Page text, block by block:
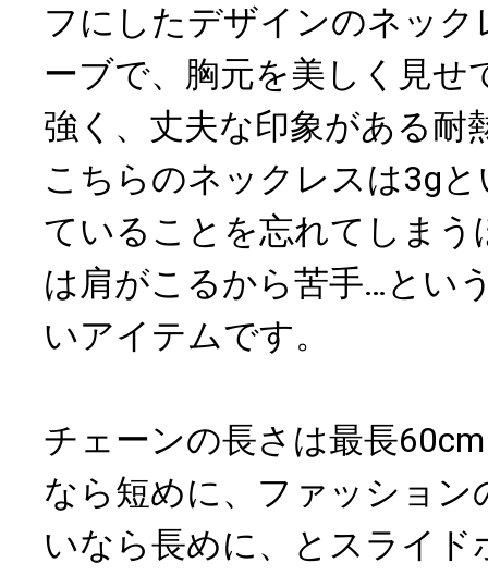
フにしたデザインのネッ
ーブで、胸元を美しく見せ
強く、丈夫な印象がある耐
こちらのネックレスは3g
ていることを忘れてしま
は肩がこるから苦手…とい
いアイテムです。
チェーンの長さは最長
なら短めに、ファッショ
いなら長めに、とスライド